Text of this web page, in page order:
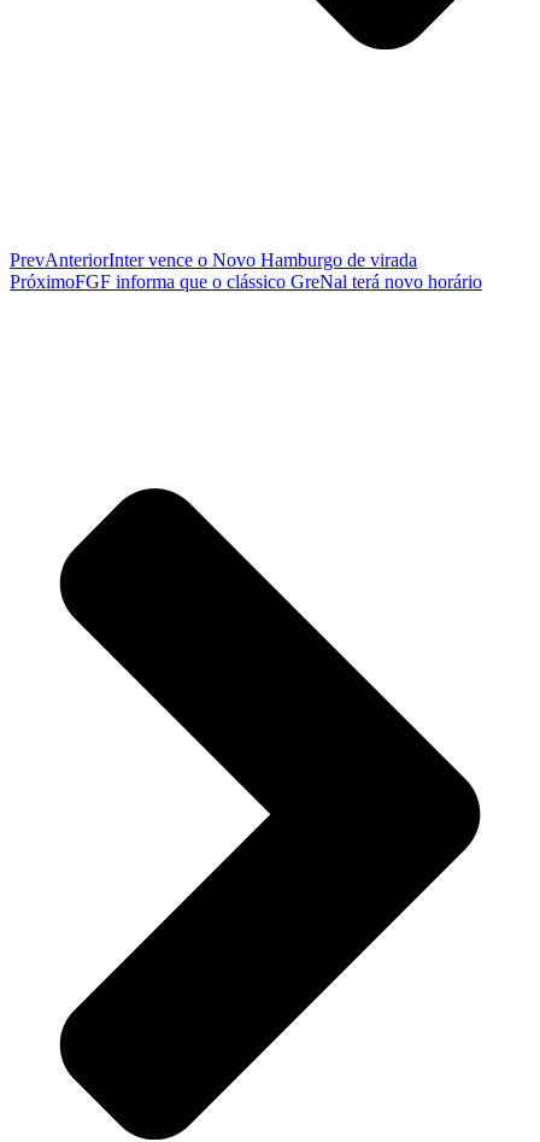
PrevAnteriorInter vence o Novo Hamburgo de virada
PróximoFGF informa que o clássico GreNal terá novo horário